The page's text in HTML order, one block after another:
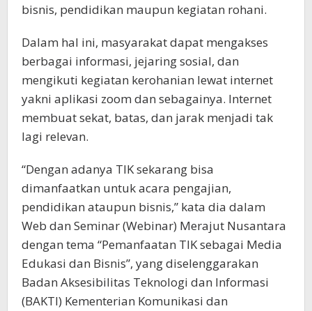
bisnis, pendidikan maupun kegiatan rohani.
Dalam hal ini, masyarakat dapat mengakses
berbagai informasi, jejaring sosial, dan
mengikuti kegiatan kerohanian lewat internet
yakni aplikasi zoom dan sebagainya. Internet
membuat sekat, batas, dan jarak menjadi tak
lagi relevan.
“Dengan adanya TIK sekarang bisa
dimanfaatkan untuk acara pengajian,
pendidikan ataupun bisnis,” kata dia dalam
Web dan Seminar (Webinar) Merajut Nusantara
dengan tema “Pemanfaatan TIK sebagai Media
Edukasi dan Bisnis”, yang diselenggarakan
Badan Aksesibilitas Teknologi dan Informasi
(BAKTI) Kementerian Komunikasi dan